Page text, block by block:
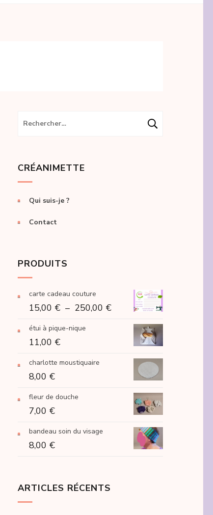
Rechercher :
CRÉANIMETTE
Qui suis-je ?
Contact
PRODUITS
carte cadeau couture
15,00 € – 250,00 €Plage
15,00 €
250,00 €
étui à pique-nique
11,00 €
charlotte moustiquaire
8,00 €
fleur de douche
7,00 €
bandeau soin du visage
8,00 €
ARTICLES RÉCENTS